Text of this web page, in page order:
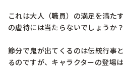
これは大人（職員）の満足を満た
の虐待には当たらないでしょうか？
節分で鬼が出てくるのは伝統行事
るのですが、キャラクターの登場